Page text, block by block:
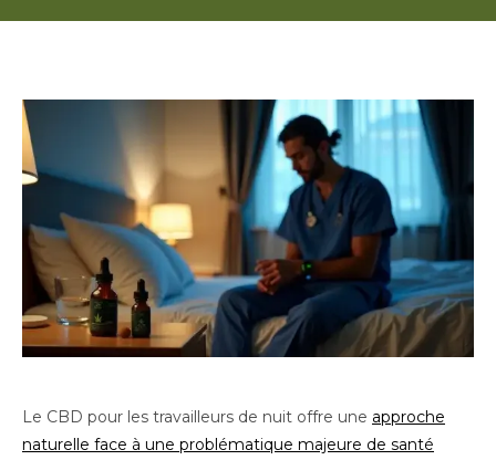
Le CBD pour les travailleurs de nuit offre une approche
naturelle face à une problématique majeure de santé